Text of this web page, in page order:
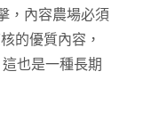
，內容農場必須
的優質內容，
也是一種長期